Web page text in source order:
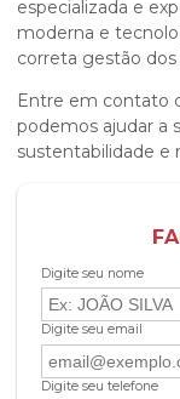
especializada e
moderna e
correta gestão dos
Entre em contato
podemos ajudar a
sustentabilidade e
Digite seu nome
Digite seu email
Digite seu telefone